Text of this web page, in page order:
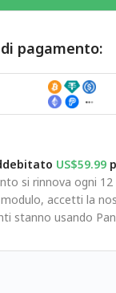
pagamento:
US$59.99
si rinnova ogni 12
accetti la
stanno usando